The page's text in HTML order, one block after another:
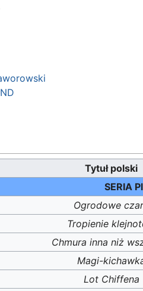
Tytuł polski
SERIA
Ogrodowe
Tropienie
Chmura inna niż
Magi-
Lot Chiffena